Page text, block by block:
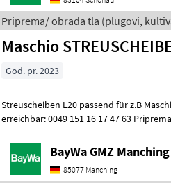
Priprema/ obrada tla (plugovi,
Maschio
Maschio
God. pr. 2023
Streuscheiben L20 passend für z.B Maschio Jetzt auch über WhatsApp
erreichbar: 0049 151 16 17 47 63 Priprema/ obrada tla (plugovi,
BayWa GMZ Manching
85077 Manching